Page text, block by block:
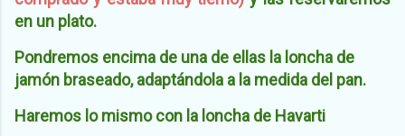
en un plato.
Pondremos encima de una de ellas la loncha de
jamón braseado, adaptándola a la medida del pan.
Haremos lo mismo con la loncha de Havarti